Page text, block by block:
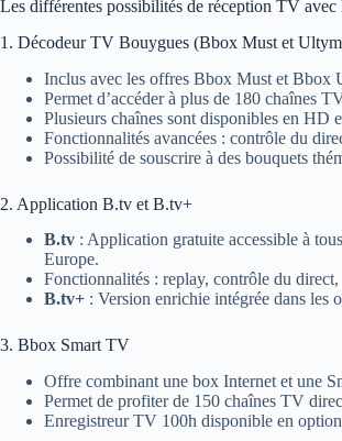
Les différentes possibilités de réception TV
1. Décodeur TV Bouygues (Bbox Must et
Inclus avec les offres Bbox Must et Bbox
Permet d’accéder à plus de 180 chaînes
Plusieurs chaînes sont disponibles en HD
Fonctionnalités avancées : contrôle du
Possibilité de souscrire à des bouquets
2. Application B.tv et B.tv+
B.tv : Application gratuite accessible à
Europe.
Fonctionnalités : replay, contrôle du
B.tv+ : Version enrichie intégrée dans les
3. Bbox Smart TV
Offre combinant une box Internet et une
Permet de profiter de 150 chaînes TV
Enregistreur TV 100h disponible en